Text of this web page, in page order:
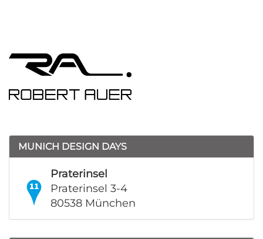
MUNICH DESIGN DAYS
Praterinsel
Praterinsel 3-4
80538 München